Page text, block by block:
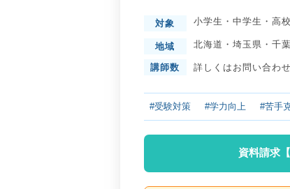
対象 小学生 ・ 中学生 ・ 高
地域 北海道 ・ 埼玉県 ・ 千
講師数 詳しくはお問い合わ
#受験対策 #学力向上 #苦手
資料請求【